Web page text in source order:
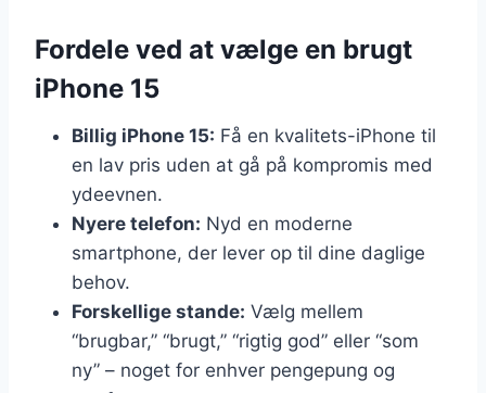
Fordele ved at vælge en brugt
iPhone 15
Billig iPhone 15: Få en kvalitets-iPhone til
en lav pris uden at gå på kompromis med
ydeevnen.
Nyere telefon: Nyd en moderne
smartphone, der lever op til dine daglige
behov.
Forskellige stande: Vælg mellem
“brugbar,” “brugt,” “rigtig god” eller “som
ny” – noget for enhver pengepung og